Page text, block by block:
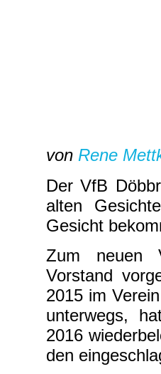
von Rene
Der VfB
alten
Gesicht
Zum neuen
Vorstand
2015 im
unterwegs,
2016
den